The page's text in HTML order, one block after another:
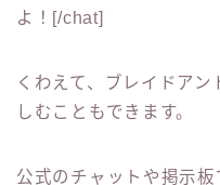
よ！[/chat]
くわえて、ブレイドア
しむこともできます。
公式のチャットや掲示